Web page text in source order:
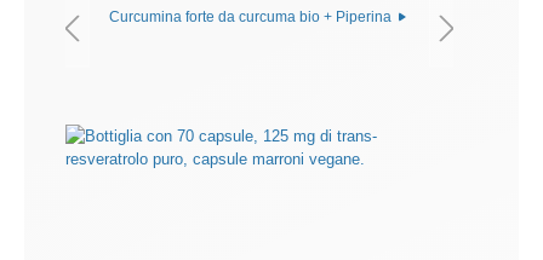
Curcumina forte da curcuma bio + Piperina